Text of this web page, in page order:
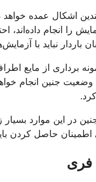
را انجام
نباید با
برداری از مایع
وضعیت جنین انجام
در این موارد
حاصل کردن
فری